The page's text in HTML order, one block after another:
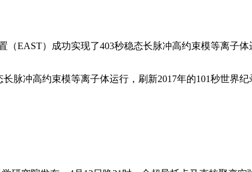
EAST）成功实现了403秒稳态长脉冲高约束模等离子
脉冲高约束模等离子体运行，刷新2017年的101秒世界